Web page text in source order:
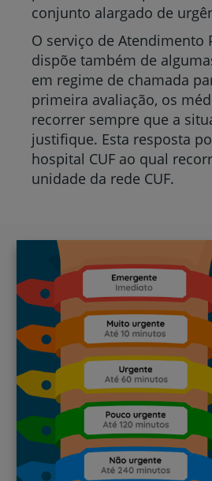
conjunto alargado de
O serviço de Atendimento
dispõe também de
em regime de chamada
primeira avaliação, os
recorrer sempre que a
justifique. Esta resposta
hospital CUF ao qual
unidade da rede CUF.